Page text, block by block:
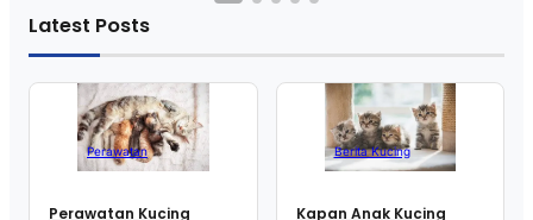
Latest Posts
Perawatan
Perawatan Kucing
Berita Kucing
Kapan Anak Kucing